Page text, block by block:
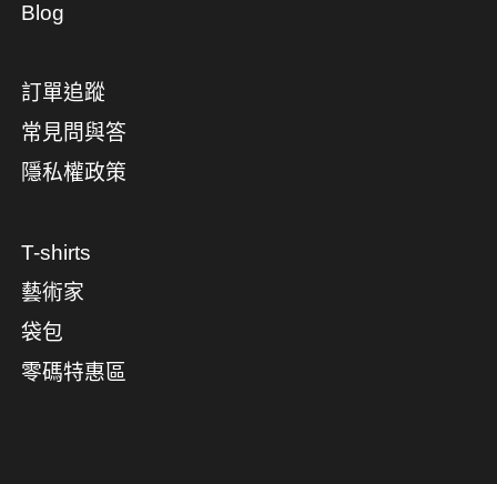
Blog
訂單追蹤
常見問與答
隱私權政策
T-shirts
藝術家
袋包
零碼特惠區